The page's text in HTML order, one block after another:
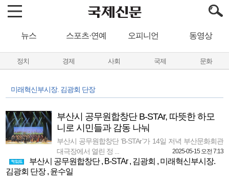
뉴스 스포츠·연예 오피니언 동영상
정치 경제 사회 국제 문화
미래혁신부시장. 김광회 단장
부산시 공무원합창단 B-STAr, 따뜻한 하모
니로 시민들과 감동 나눠
부산시 공무원합창단 ‘B-STAr’가 14일 저녁 부산문화회관
대극장에서 열린 정 ...
2025-05-15 오전 7:13
부산시 공무원합창단, B-STAr, 김광회 , 미래혁신부시장.
김광회 단장, 윤수일